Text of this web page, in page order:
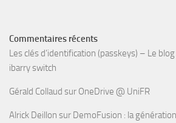
Commentaires récents
Les clés d’identification (passkeys) – Le
ibarry switch
Gérald Collaud sur OneDrive @ UniFR
Alrick Deillon sur DemoFusion : la